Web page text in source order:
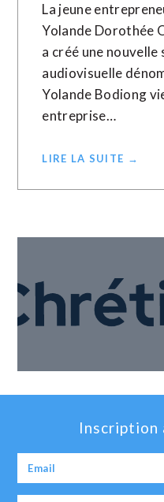
La jeune
Yolande Dorothée
a créé une
audiovisuelle
Yolande Bodiong
entreprise…
LIRE LA SUITE →
Inscription